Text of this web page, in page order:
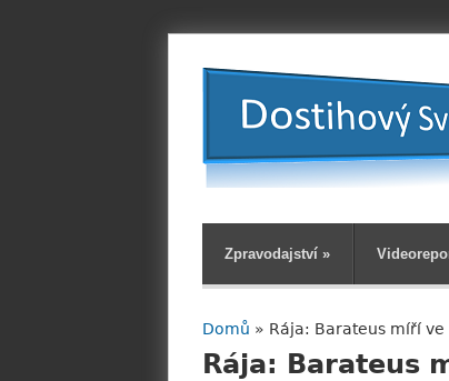
Zpravodajství »
Jste zde
Domů » Rája: Barateus míří ve
Rája: Barateus